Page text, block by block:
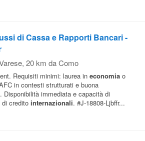
di Cassa e Rapporti Bancari -
, 20 km da Como
Requisiti minimi: laurea in economia o
in contesti strutturati e buona
Disponibilità immediata e capacità di
credito internazionali. #J-18808-Ljbffr...